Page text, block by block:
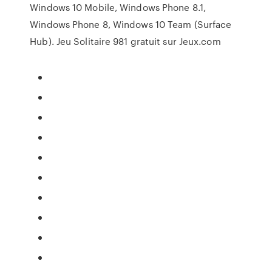
Windows 10 Mobile, Windows Phone 8.1,
Windows Phone 8, Windows 10 Team (Surface
Hub). Jeu Solitaire 981 gratuit sur Jeux.com